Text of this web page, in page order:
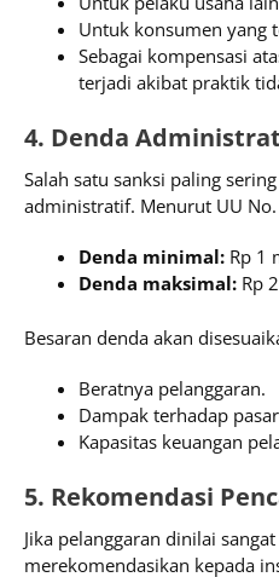
Untuk konsumen yang
Sebagai kompensasi
terjadi akibat praktik
4. Denda
Salah satu sanksi paling
administratif. Menurut UU
Denda minimal: Rp 1
Denda maksimal: Rp
Besaran denda akan
Beratnya pelanggaran.
Dampak terhadap
Kapasitas keuangan
5. Rekomendasi
Jika pelanggaran dinilai
merekomendasikan kepada